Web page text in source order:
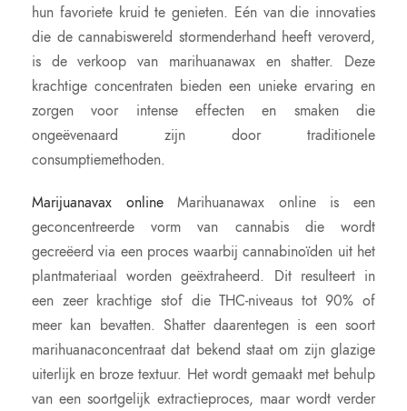
hun favoriete kruid te genieten. Eén van die innovaties
die de cannabiswereld stormenderhand heeft veroverd,
is de verkoop van marihuanawax en shatter. Deze
krachtige concentraten bieden een unieke ervaring en
zorgen voor intense effecten en smaken die
ongeëvenaard zijn door traditionele
consumptiemethoden.
Marijuanavax onlineMarihuanawax online is een
geconcentreerde vorm van cannabis die wordt
gecreëerd via een proces waarbij cannabinoïden uit het
plantmateriaal worden geëxtraheerd. Dit resulteert in
een zeer krachtige stof die THC-niveaus tot 90% of
meer kan bevatten. Shatter daarentegen is een soort
marihuanaconcentraat dat bekend staat om zijn glazige
uiterlijk en broze textuur. Het wordt gemaakt met behulp
van een soortgelijk extractieproces, maar wordt verder